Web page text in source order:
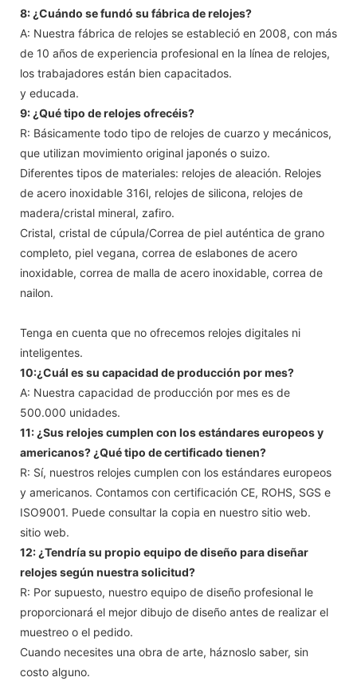
8: ¿Cuándo se fundó su fábrica de relojes?
A: Nuestra fábrica de relojes se estableció en 2008, con más
de 10 años de experiencia profesional en la línea de relojes,
los trabajadores están bien capacitados.
y educada.
9: ¿Qué tipo de relojes ofrecéis?
R: Básicamente todo tipo de relojes de cuarzo y mecánicos,
que utilizan movimiento original japonés o suizo.
Diferentes tipos de materiales: relojes de aleación. Relojes
de acero inoxidable 316l, relojes de silicona, relojes de
madera/cristal mineral, zafiro.
Cristal, cristal de cúpula/Correa de piel auténtica de grano
completo, piel vegana, correa de eslabones de acero
inoxidable, correa de malla de acero inoxidable, correa de
nailon.
Tenga en cuenta que no ofrecemos relojes digitales ni
inteligentes.
10:¿Cuál es su capacidad de producción por mes?
A: Nuestra capacidad de producción por mes es de
500.000 unidades.
11: ¿Sus relojes cumplen con los estándares europeos y
americanos? ¿Qué tipo de certificado tienen?
R: Sí, nuestros relojes cumplen con los estándares europeos
y americanos. Contamos con certificación CE, ROHS, SGS e
ISO9001. Puede consultar la copia en nuestro sitio web.
sitio web.
12: ¿Tendría su propio equipo de diseño para diseñar
relojes según nuestra solicitud?
R: Por supuesto, nuestro equipo de diseño profesional le
proporcionará el mejor dibujo de diseño antes de realizar el
muestreo o el pedido.
Cuando necesites una obra de arte, háznoslo saber, sin
costo alguno.